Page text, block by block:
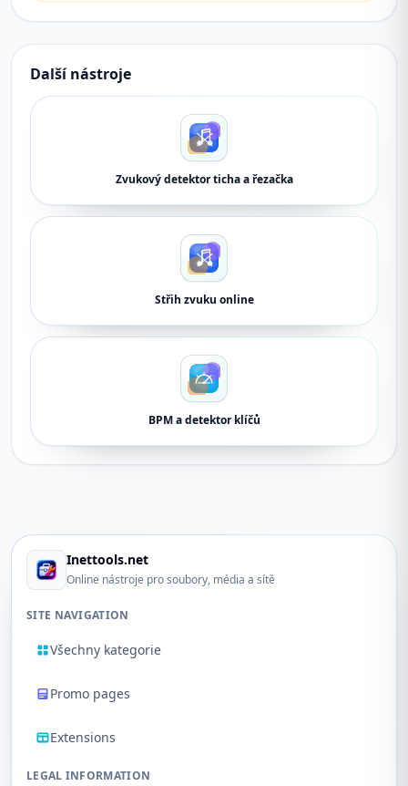
Další nástroje
Zvukový detektor ticha a řezačka
Střih zvuku online
BPM a detektor klíčů
Inettools.net
Online nástroje pro soubory, média a sítě
SITE NAVIGATION
Všechny kategorie
Promo pages
Extensions
LEGAL INFORMATION